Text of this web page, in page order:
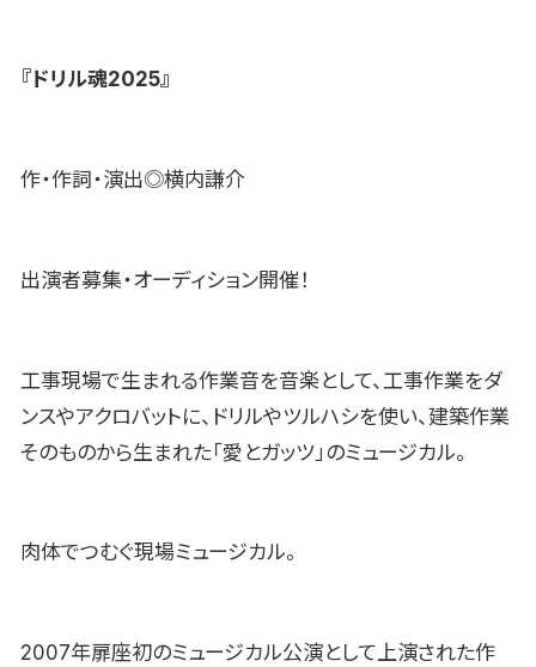
『ドリル魂2025』
作・作詞・演出◎横内謙介
出演者募集・オーディション開催！
工事現場で生まれる作業音を音楽として、工事作業をダ
ンスやアクロバットに、ドリルやツルハシを使い、建築作業
そのものから生まれた「愛とガッツ」のミュージカル。
肉体でつむぐ現場ミュージカル。
2007年扉座初のミュージカル公演として上演された作